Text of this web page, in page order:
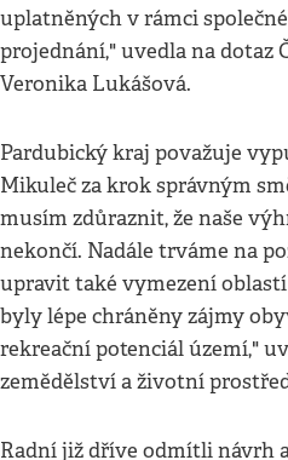
uplatněných v rámci
projednání," uvedla na
Veronika Lukášová.
Pardubický kraj považuje
Mikuleč za krok správným
musím zdůraznit, že naše
nekončí. Nadále trváme na
upravit také vymezení
byly lépe chráněny zájmy
rekreační potenciál území,"
zemědělství a životní
Radní již dříve odmítli návrh